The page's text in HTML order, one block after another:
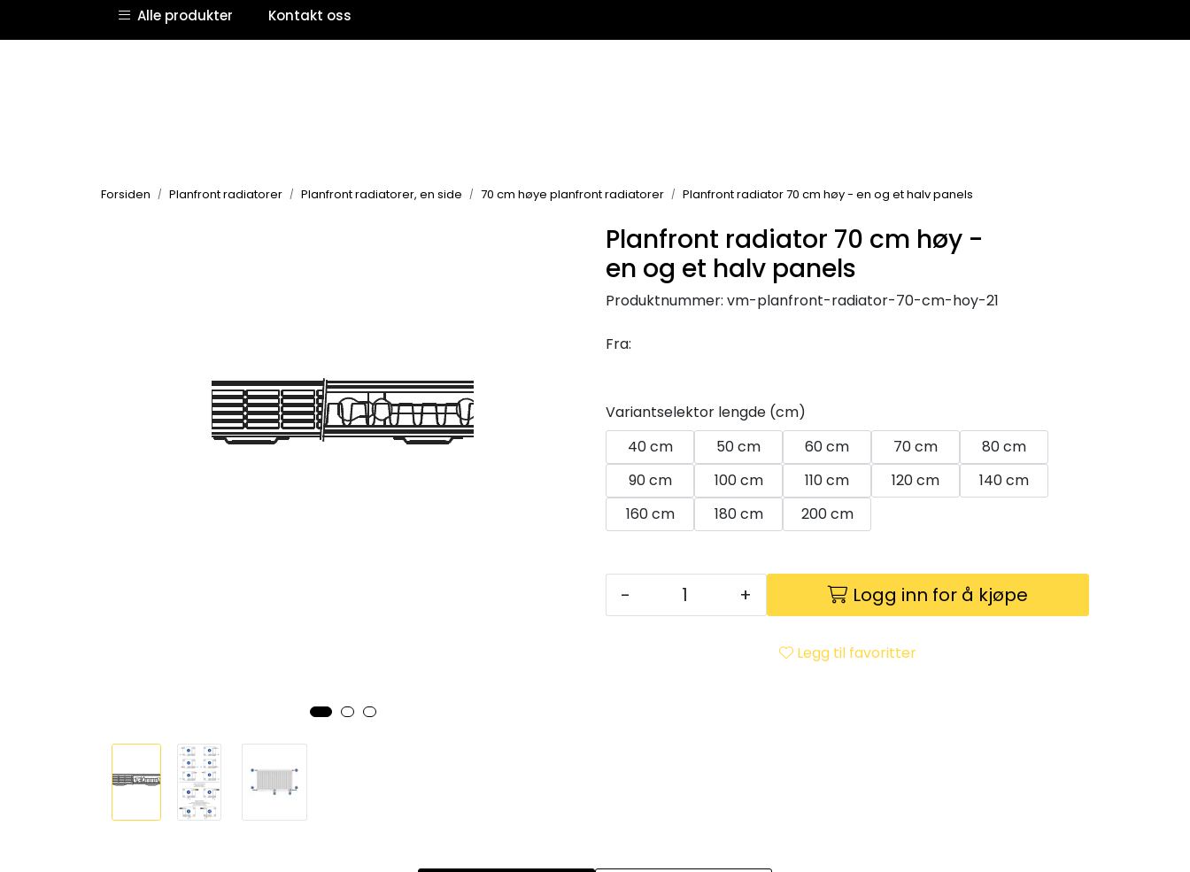
Skip to main contentAlle produkter Kontakt oss
Forsiden Planfront radiatorer Planfront radiatorer, en side 70 cm høye planfront radiatorer Planfront radiator 70 cm høy - en og et halv panels
Planfront radiator 70 cm høy -
en og et halv panels
Produktnummer: vm-planfront-radiator-70-cm-hoy-21
Fra:
Variantselektor lengde (cm)
40 cm
50 cm 60 cm 70 cm
80 cm
90 cm
100 cm 110 cm 120 cm
140 cm
160 cm
180 cm 200 cm
- + Logg inn for å kjøpe
Legg til favoritter